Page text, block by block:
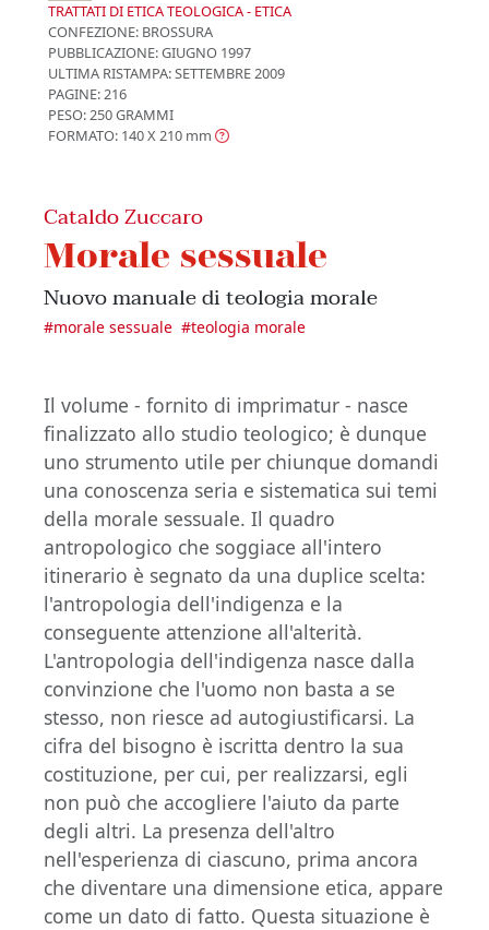
TRATTATI DI ETICA TEOLOGICA - ETICA
CONFEZIONE: BROSSURA
PUBBLICAZIONE:GIUGNO 1997
ULTIMA RISTAMPA:SETTEMBRE 2009
PAGINE: 216
PESO: 250 GRAMMI
FORMATO: 140 X 210 mm
Cataldo Zuccaro
Morale sessuale
Nuovo manuale di teologia morale
#morale sessuale #teologia morale
Il volume - fornito di imprimatur - nasce
finalizzato allo studio teologico; è dunque
uno strumento utile per chiunque domandi
una conoscenza seria e sistematica sui temi
della morale sessuale. Il quadro
antropologico che soggiace all'intero
itinerario è segnato da una duplice scelta:
l'antropologia dell'indigenza e la
conseguente attenzione all'alterità.
L'antropologia dell'indigenza nasce dalla
convinzione che l'uomo non basta a se
stesso, non riesce ad autogiustificarsi. La
cifra del bisogno è iscritta dentro la sua
costituzione, per cui, per realizzarsi, egli
non può che accogliere l'aiuto da parte
degli altri. La presenza dell'altro
nell'esperienza di ciascuno, prima ancora
che diventare una dimensione etica, appare
come un dato di fatto. Questa situazione è